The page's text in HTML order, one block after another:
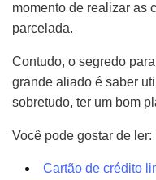
momento de realizar as
parcelada.
Contudo, o segredo
grande aliado é saber
sobretudo, ter um bom
Você pode gostar de ler:
Cartão de crédito